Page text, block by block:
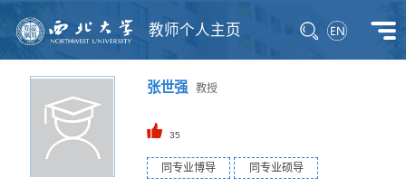
教师个人主页
张世强教授
35
同专业博导 同专业硕导